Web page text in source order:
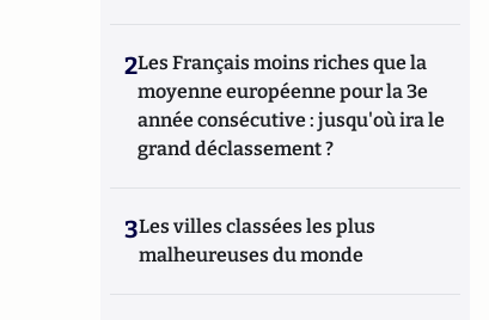
2Les Français moins riches que la
moyenne européenne pour la 3e
année consécutive : jusqu'où ira le
grand déclassement ?
3Les villes classées les plus
malheureuses du monde